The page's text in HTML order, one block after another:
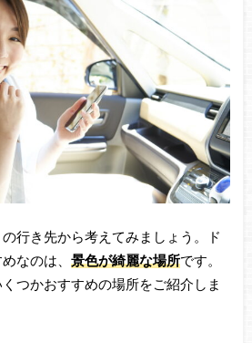
行き先から考えてみましょう。ド
なのは、 景色が綺麗な場所です。
つかおすすめの場所をご紹介しま